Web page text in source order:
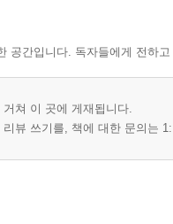
공간입니다. 독자들에게 전하
쳐 이 곳에 게재됩니다.
뷰 쓰기를, 책에 대한 문의는